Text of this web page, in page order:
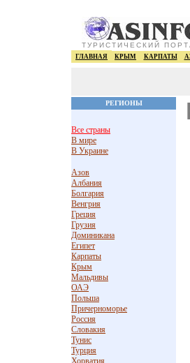
ТУРИСТИЧЕСКИЙ
ГЛАВНАЯ КРЫМ КАРПАТЫ
РЕГИОНЫ
Все страны
В мире
В Украине
Азов
Албания
Болгария
Венгрия
Греция
Грузия
Доминикана
Египет
Карпаты
Крым
Мальдивы
ОАЭ
Польша
Причерноморье
Россия
Словакия
Тунис
Турция
Хорватия